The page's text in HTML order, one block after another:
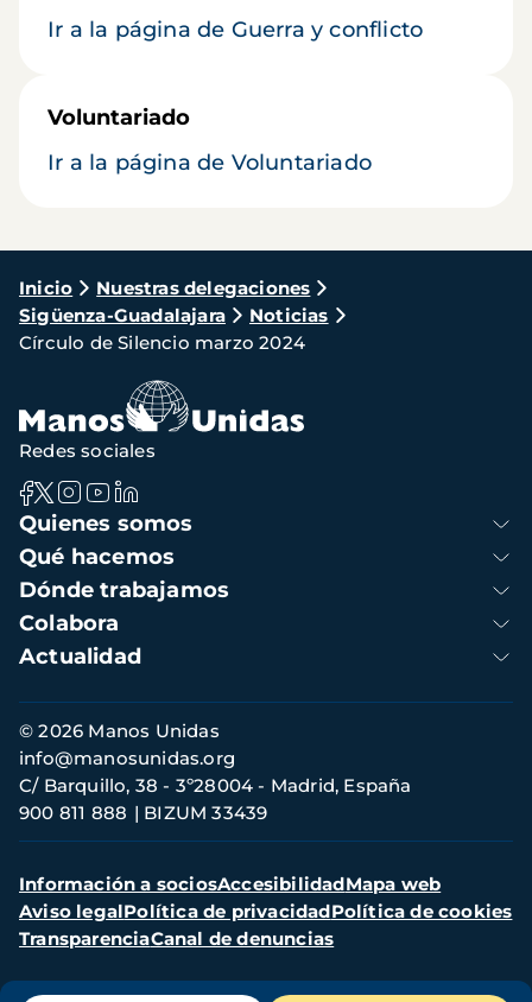
Ir a la página de Guerra y conflicto
Voluntariado
Ir a la página de Voluntariado
Ruta
de
navegación
Inicio
Nuestras delegaciones
Sigüenza-Guadalajara
Noticias
Círculo de Silencio marzo 2024
Navegación
principal
Quienes somos
Qué hacemos
Dónde trabajamos
Colabora
Actualidad
Redes sociales
Información
de
contacto
© 2026 Manos Unidas
C/ Barquillo, 38 - 3º28004 - Madrid, España
900 811 888
BIZUM 33439
info@manosunidas.org
Menú
secundario
Información a sociosAccesibilidadMapa web
Aviso legalPolítica de privacidadPolítica de cookies
TransparenciaCanal de denuncias